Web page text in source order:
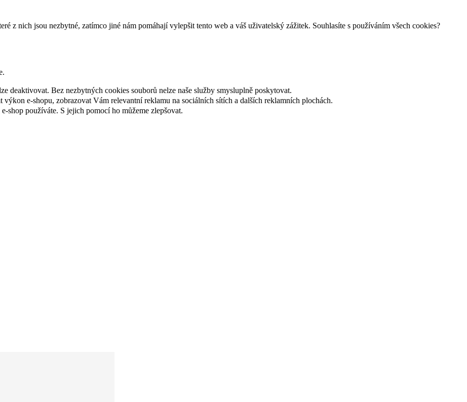
z nich jsou nezbytné, zatímco jiné nám pomáhají vylepšit tento web a váš uživatelský zážitek. Souhlasíte s používáním všech cookies?
deaktivovat. Bez nezbytných cookies souborů nelze naše služby smysluplně poskytovat.
výkon e-shopu, zobrazovat Vám relevantní reklamu na sociálních sítích a dalších reklamních plochách.
shop používáte. S jejich pomocí ho můžeme zlepšovat.